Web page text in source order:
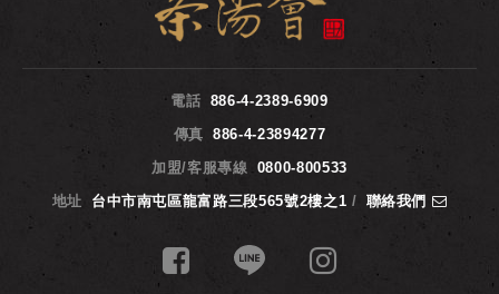
電話 886-4-2389-6909
傳真
886-4-23894277
加盟/客服專線 0800-800533
地址
台中市南屯區龍富路三段565號2樓之1 / 聯絡我們